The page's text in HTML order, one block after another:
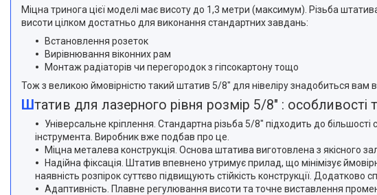
Міцна тринога цієї моделі має висоту до 1,3 метри (максимум). Різьба
висоти цілком достатньо для виконання стандартних завдань:
Встановлення розеток
Вирівнювання віконних рам
Монтаж радіаторів чи перегородок з гіпсокартону тощо
Тож з великою ймовірністю такий штатив 5/8" для нівеліру знадобиться вам
Штатив для лазерного рівня розмір 5/8" : особливості
Універсальне кріплення. Стандартна різьба 5/8" підходить до
інструмента. Виробник вже подбав про це.
Міцна металева конструкція. Основа штатива виготовлена з якісного
Надійна фіксація. Штатив впевнено утримує прилад, що мінімізує
наявність розпірок суттєво підвищують стійкість конструкції.
Адаптивність. Плавне регулювання висоти та точне виставлення